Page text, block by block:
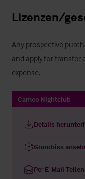
Lizenzen/
Any prospective
and apply for transfer
expense.
Cameo Nightclub
Details
Grundriss
Per E-Mail Teilen